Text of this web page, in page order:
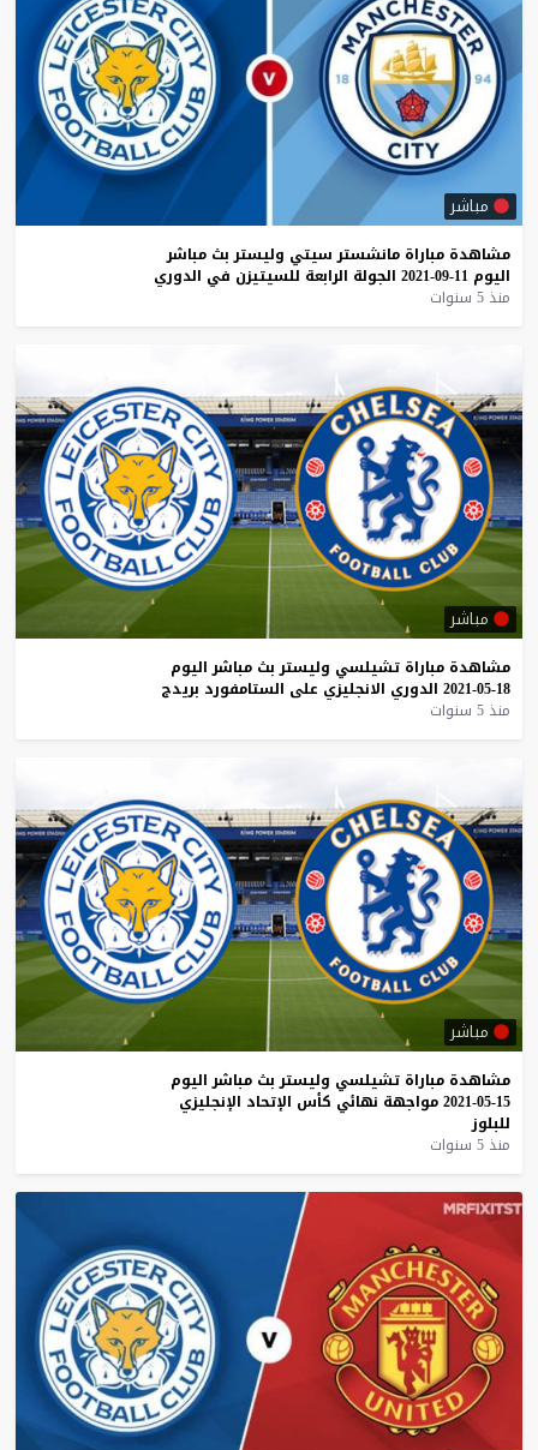
مباشر
مشاهدة مباراة مانشستر سيتي وليستر بث مباشر
اليوم 11-09-2021 الجولة الرابعة للسيتيزن في الدوري
منذ 5 سنوات
مباشر
مشاهدة مباراة تشيلسي وليستر بث مباشر اليوم
18-05-2021
الدوري الانجليزي على الستامفورد بريدج
منذ 5 سنوات
مباشر
مشاهدة مباراة تشيلسي وليستر بث مباشر اليوم
15-05-2021
مواجهة نهائي كأس الإتحاد الإنجليزي
للبلوز
منذ 5 سنوات